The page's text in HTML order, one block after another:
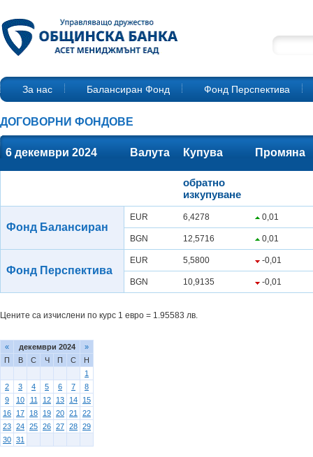
За нас Балансиран Фонд Фонд Перспектива
ДОГОВОРНИ ФОНДОВЕ
6 декември 2024 Валута Купува Промяна
обратно
изкупуване
Фонд Балансиран
EUR 6,4278 0,01
BGN 12,5716 0,01
Фонд Перспектива
EUR 5,5800 -0,01
BGN 10,9135 -0,01
Цените са изчислени по курс 1 евро = 1.95583 лв.
« декември 2024
»
П
В С Ч П С
Н
1
2
3 4 5 6 7
8
9
10 11 12 13 14
15
16
17 18 19 20 21
22
23 24 25 26 27 28 29
30 31